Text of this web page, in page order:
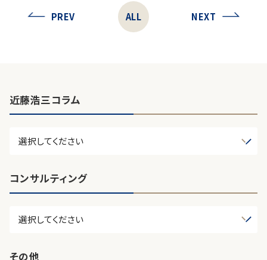
PREV ALL NEXT
近藤浩三コラム
コンサルティング
その他